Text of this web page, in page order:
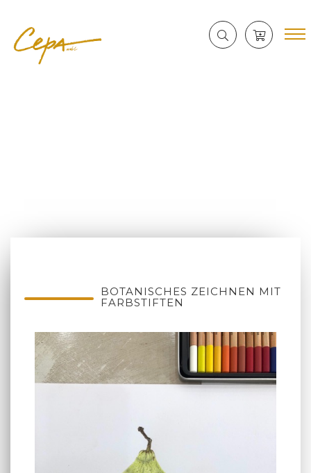
BOTANISCHES ZEICHNEN MIT
FARBSTIFTEN